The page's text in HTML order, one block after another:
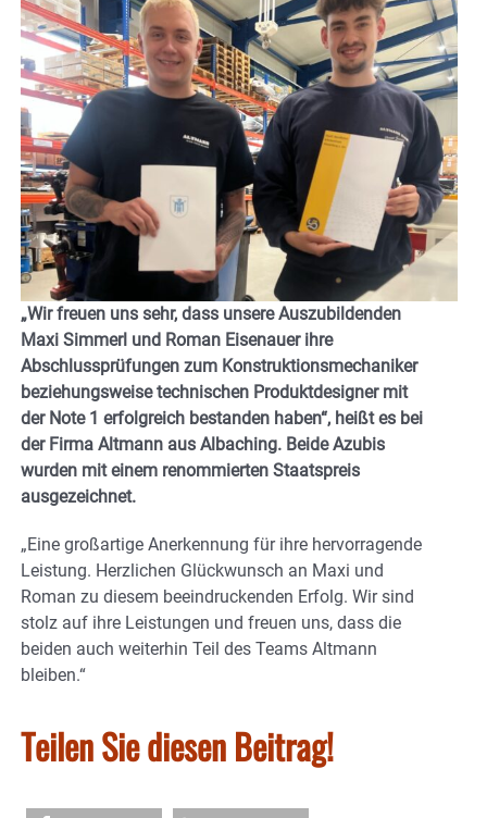
„Wir freuen uns sehr, dass unsere Auszubildenden
Maxi Simmerl und Roman Eisenauer ihre
Abschlussprüfungen zum Konstruktionsmechaniker
beziehungsweise technischen Produktdesigner mit
der Note 1 erfolgreich bestanden haben“, heißt es bei
der Firma Altmann aus Albaching. Beide Azubis
wurden mit einem renommierten Staatspreis
ausgezeichnet.
„Eine großartige Anerkennung für ihre hervorragende
Leistung. Herzlichen Glückwunsch an Maxi und
Roman zu diesem beeindruckenden Erfolg. Wir sind
stolz auf ihre Leistungen und freuen uns, dass die
beiden auch weiterhin Teil des Teams Altmann
bleiben.“
Teilen Sie diesen Beitrag!